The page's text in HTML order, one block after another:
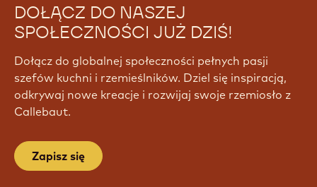
DOŁĄCZ DO NASZEJ
SPOŁECZNOŚCI JUŻ DZIŚ!
Dołącz do globalnej społeczności pełnych pasji
szefów kuchni i rzemieślników. Dziel się inspiracją,
odkrywaj nowe kreacje i rozwijaj swoje rzemiosło z
Callebaut.
Zapisz się